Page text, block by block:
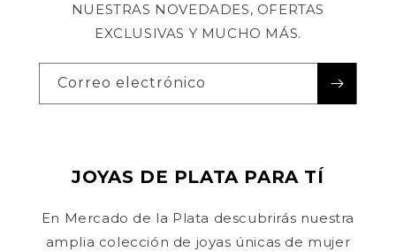
NUESTRAS NOVEDADES, OFERTAS
EXCLUSIVAS Y MUCHO MÁS.
Correo electrónico
JOYAS DE PLATA PARA TÍ
En Mercado de la Plata descubrirás nuestra
amplia colección de joyas únicas de mujer